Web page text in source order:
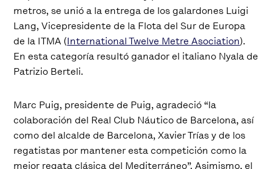
metros, se unió a la entrega de los galardones Luigi
Lang, Vicepresidente de la Flota del Sur de Europa
de la ITMA (International Twelve Metre Asociation).
En esta categoría resultó ganador el italiano Nyala de
Patrizio Berteli.
Marc Puig, presidente de Puig, agradeció “la
colaboración del Real Club Náutico de Barcelona, así
como del alcalde de Barcelona, Xavier Trías y de los
regatistas por mantener esta competición como la
mejor regata clásica del Mediterráneo”. Asimismo, el